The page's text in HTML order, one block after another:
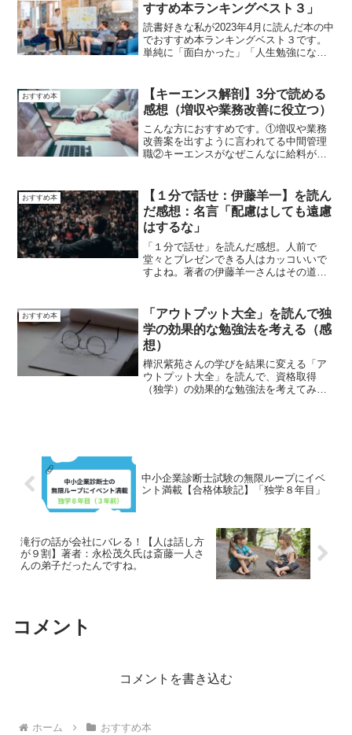
すすめ本ランキングベスト３」
読書好きな私が2023年4月に読んだ本の中
でおすすめ本ランキングベスト３です。
単純に「面白かった」「人生勉強になっ
おすすめ本
【キーエンス解剖】3分で読める
感想（増収や業務改善に役立つ）
こんな方におすすめです。①増収や業務
改善案を出すように言われてる中間管理
職②キーエンスがなぜこんなに給料が高
おすすめ本
【１分で話せ：伊藤羊一】を読ん
だ感想：名言「配慮はしても遠慮
はするな」
「１分で話せ」を読んだ感想。人前で
堂々とプレゼンできる人はカッコいいで
すよね。著者の伊藤羊一さんはその道の
を惜しみなく伝授するために書かれたの
が著書「１分で話せ」です。
おすすめ本
「アウトプット大全」を読んで独
学の効果的な勉強法を考える（感
想）
樺沢紫苑さんの学びを結果に変える「ア
ウトプット大全」を読んで、資格取得
（独学）の効果的な勉強法を考えてみた
中小企業診断士試験の無限ループにイベ
ント満載【合格体験記】「独学８年目」
滝行の話が会社にバレる！【人は話し方
が９割】著者：永松茂久氏は斎藤一人さ
んの弟子だったんですね。
コメント
コメントを書き込む
ホーム おすすめ本